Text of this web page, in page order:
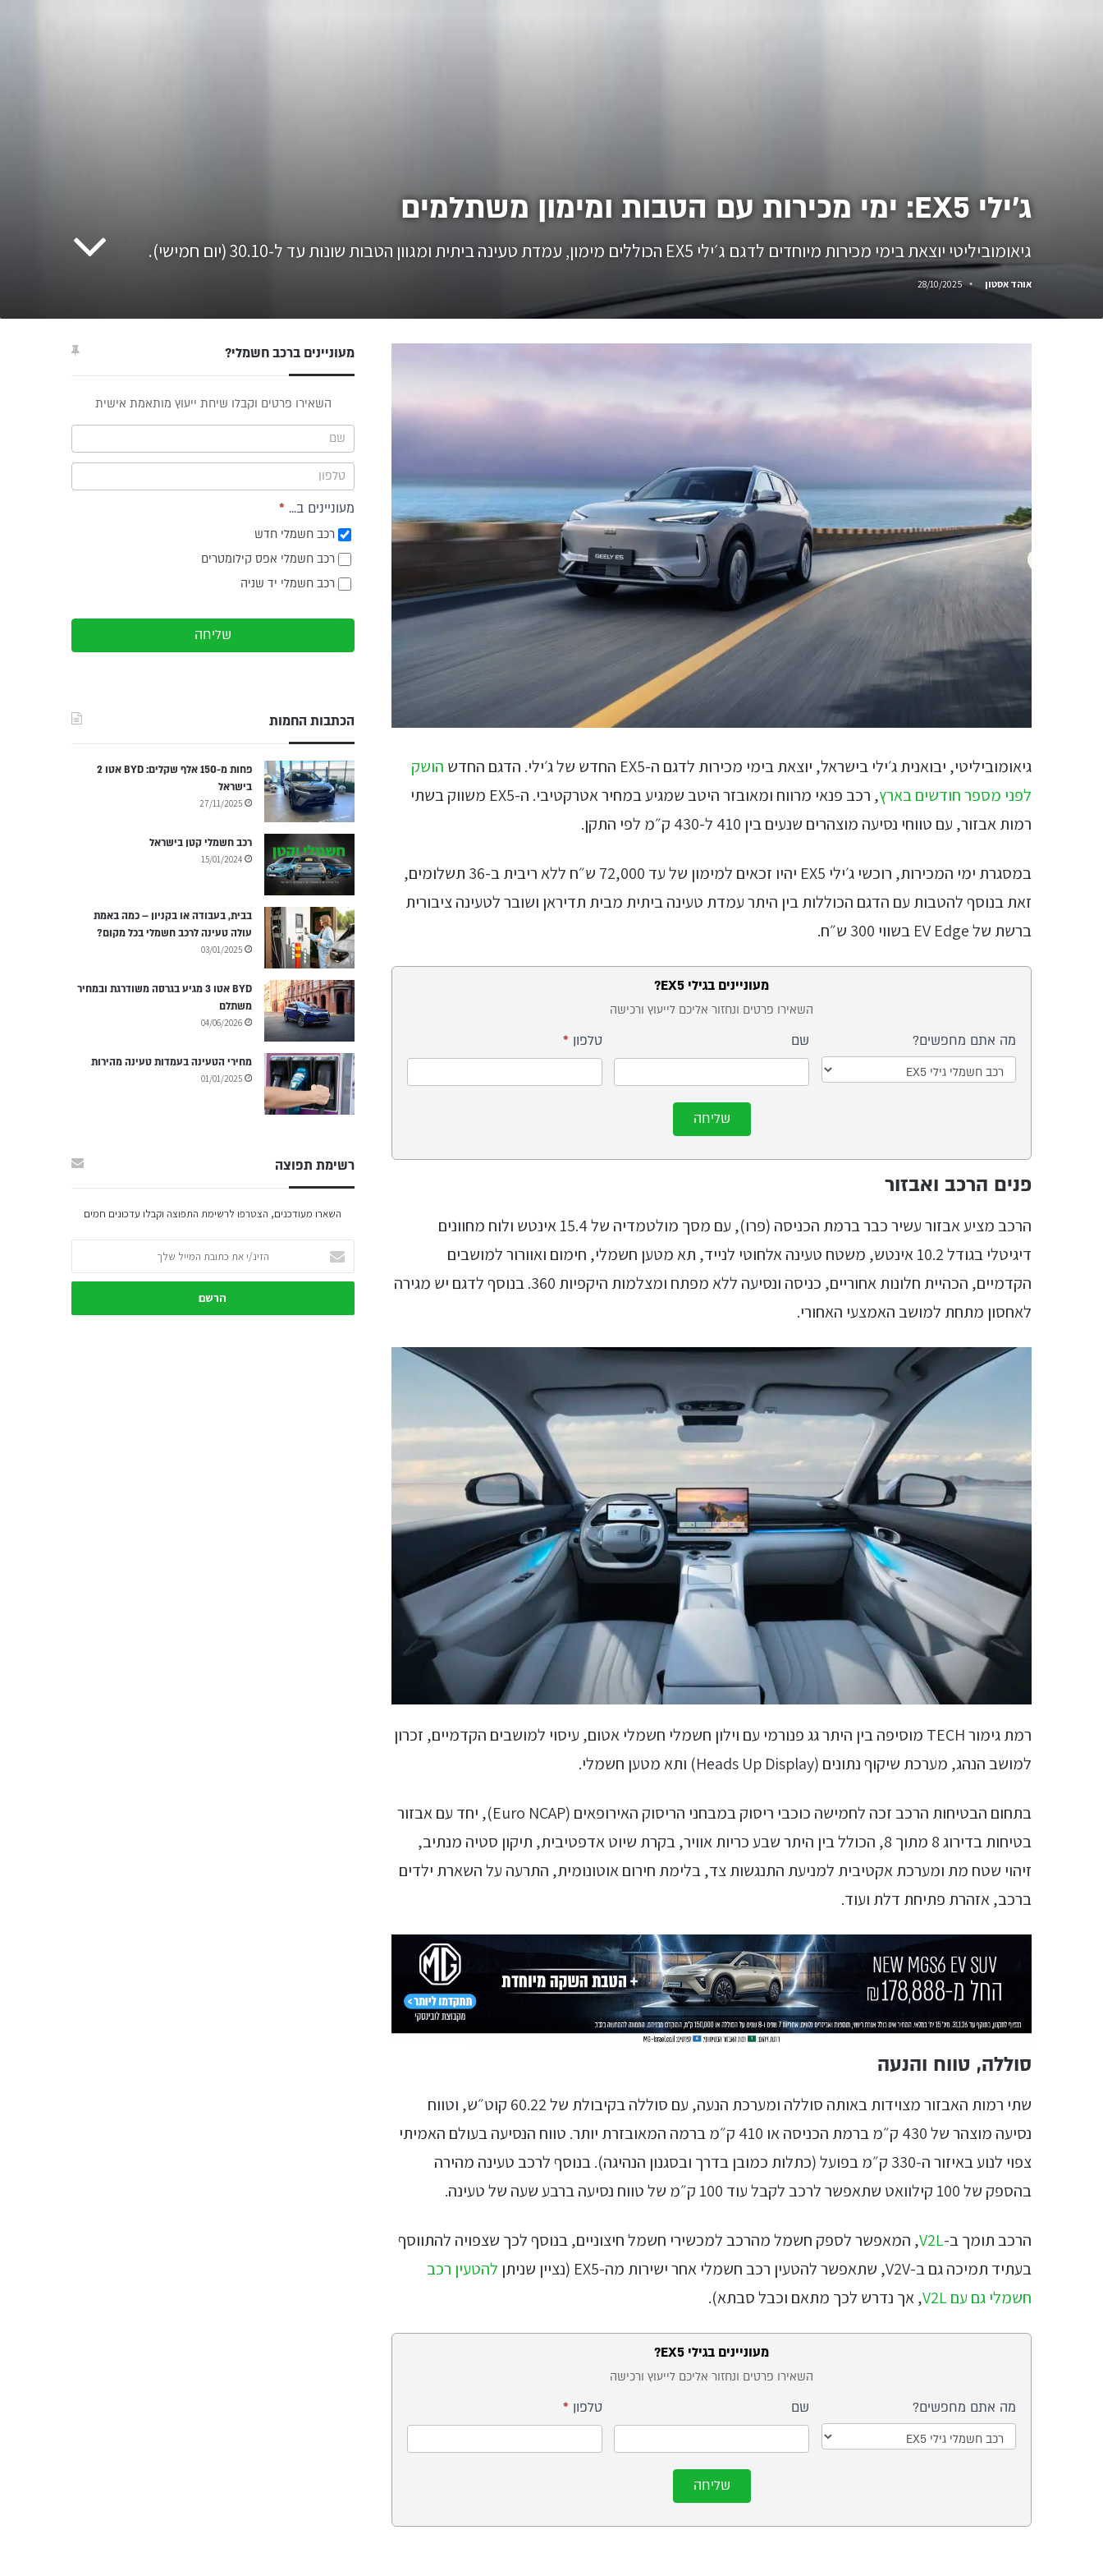
ג׳ילי EX5: ימי מכירות עם הטבות ומימון משתלמים
גיאומוביליטי יוצאת בימי מכירות מיוחדים לדגם ג׳ילי EX5 הכוללים מימון, עמדת טעינה ביתית ומגוון הטבות שונות עד ל-30.10 (יום חמישי).
אוהד אסטון 28/10/2025
גיאומוביליטי, יבואנית ג׳ילי בישראל, יוצאת בימי מכירות לדגם ה-EX5 החדש של ג׳ילי. הדגם החדש
הושק
לפני מספר חודשים בארץ
, רכב פנאי מרווח ומאובזר היטב שמגיע במחיר אטרקטיבי. ה-EX5 משווק בשתי
רמות אבזור, עם טווחי נסיעה מוצהרים שנעים בין 410 ל-430 ק״מ לפי התקן.
במסגרת ימי המכירות, רוכשי ג׳ילי EX5 יהיו זכאים למימון של עד 72,000 ש״ח ללא ריבית ב-36 תשלומים,
זאת בנוסף להטבות עם הדגם הכוללות בין היתר עמדת טעינה ביתית מבית תדיראן ושובר לטעינה ציבורית
ברשת של EV Edge בשווי 300 ש״ח.
דגם
מעוניינים בגילי EX5?
השאירו פרטים ונחזור אליכם לייעוץ ורכישה
מה אתם מחפשים?
מחפשים?
שם טלפון *
שליחה
פנים הרכב ואבזור
הרכב מציע אבזור עשיר כבר ברמת הכניסה (פרו), עם מסך מולטמדיה של 15.4 אינטש ולוח מחוונים
דיגיטלי בגודל 10.2 אינטש, משטח טעינה אלחוטי לנייד, תא מטען חשמלי, חימום ואוורור למושבים
הקדמיים, הכהיית חלונות אחוריים, כניסה ונסיעה ללא מפתח ומצלמות היקפיות 360. בנוסף לדגם יש מגירה
לאחסון מתחת למושב האמצעי האחורי.
רמת גימור TECH מוסיפה בין היתר גג פנורמי עם וילון חשמלי חשמלי אטום, עיסוי למושבים הקדמיים, זכרון
למושב הנהג, מערכת שיקוף נתונים (Heads Up Display) ותא מטען חשמלי.
בתחום הבטיחות הרכב זכה לחמישה כוכבי ריסוק במבחני הריסוק האירופאים (Euro NCAP), יחד עם אבזור
בטיחות בדירוג 8 מתוך 8, הכולל בין היתר שבע כריות אוויר, בקרת שיוט אדפטיבית, תיקון סטיה מנתיב,
זיהוי שטח מת ומערכת אקטיבית למניעת התנגשות צד, בלימת חירום אוטונומית, התרעה על השארת ילדים
ברכב, אזהרת פתיחת דלת ועוד.
סוללה, טווח והנעה
שתי רמות האבזור מצוידות באותה סוללה ומערכת הנעה, עם סוללה בקיבולת של 60.22 קוט״ש, וטווח
נסיעה מוצהר של 430 ק״מ ברמת הכניסה או 410 ק״מ ברמה המאובזרת יותר. טווח הנסיעה בעולם האמיתי
צפוי לנוע באיזור ה-330 ק״מ בפועל (כתלות כמובן בדרך ובסגנון הנהיגה). בנוסף לרכב טעינה מהירה
בהספק של 100 קילוואט שתאפשר לרכב לקבל עוד 100 ק״מ של טווח נסיעה ברבע שעה של טעינה.
הרכב תומך ב-V2L, המאפשר לספק חשמל מהרכב למכשירי חשמל חיצוניים, בנוסף לכך שצפויה להתווסף
בעתיד תמיכה גם ב-V2V, שתאפשר להטעין רכב חשמלי אחר ישירות מה-EX5 (נציין שניתן
להטעין רכב
חשמלי גם עם V2L
, אך נדרש לכך מתאם וכבל סבתא).
דגם
מעוניינים בגילי EX5?
השאירו פרטים ונחזור אליכם לייעוץ ורכישה
מה אתם מחפשים?
מחפשים?
שם טלפון *
שליחה
מעוניינים ברכב חשמלי?
השאירו פרטים וקבלו שיחת ייעוץ מותאמת אישית
מעוניינים ב... *
רכב חשמלי חדש
רכב חשמלי אפס קילומטרים
רכב חשמלי יד שניה
שליחה
הכתבות החמות
פחות מ-150 אלף שקלים: BYD אטו 2
בישראל
27/11/2025
רכב חשמלי קטן בישראל
15/01/2024
בבית, בעבודה או בקניון – כמה באמת
עולה טעינה לרכב חשמלי בכל מקום?
03/01/2025
BYD אטו 3 מגיע בגרסה משודרגת ובמחיר
משתלם
04/06/2026
מחירי הטעינה בעמדות טעינה מהירות
01/01/2025
רשימת תפוצה
השארו מעודכנים, הצטרפו לרשימת התפוצה וקבלו עדכונים חמים
את
כתובת
שלך